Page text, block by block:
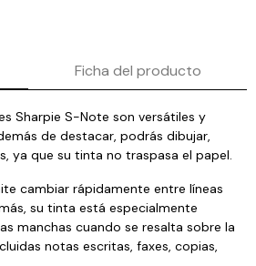
Ficha del producto
Sharpie S-Note son versátiles y
de destacar, podrás dibujar,
ya que su tinta no traspasa el papel.
cambiar rápidamente entre líneas
su tinta está especialmente
manchas cuando se resalta sobre la
notas escritas, faxes, copias,